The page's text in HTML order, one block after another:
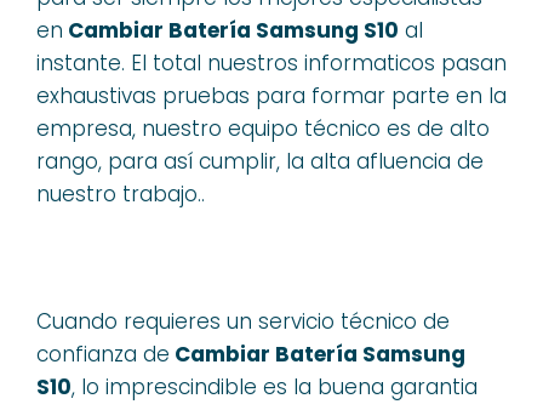
en Cambiar Batería Samsung S10 al
instante. El total nuestros informaticos pasan
exhaustivas pruebas para formar parte en la
empresa, nuestro equipo técnico es de alto
rango, para así cumplir, la alta afluencia de
nuestro trabajo..
Cuando requieres un servicio técnico de
confianza de Cambiar Batería Samsung
S10, lo imprescindible es la buena garantia